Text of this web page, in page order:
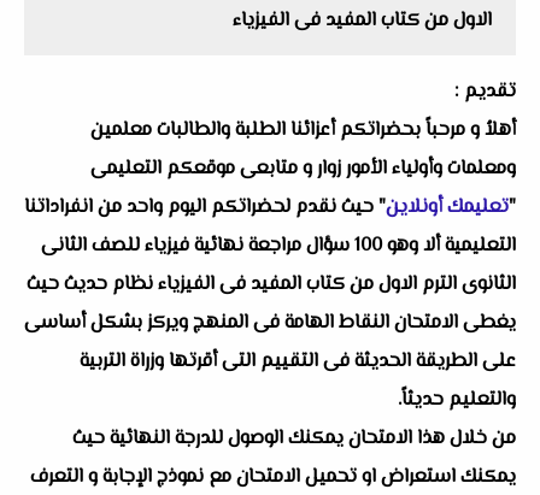
الاول من كتاب المفيد فى الفيزياء
تقديم :
أهلاُ و مرحباً بحضراتكم أعزائنا الطلبة والطالبات معلمين
ومعلمات وأولياء الأمور زوار و متابعى موقعكم التعليمى
"تعليمك أونلاين" حيث نقدم لحضراتكم اليوم واحد من انفراداتنا
التعليمية ألا وهو 100 سؤال مراجعة نهائية فيزياء للصف الثانى
الثانوى الترم الاول من كتاب المفيد فى الفيزياء نظام حديث حيث
يغطى الامتحان النقاط الهامة فى المنهج ويركز بشكل أساسى
على الطريقة الحديثة فى التقييم التى أقرتها وزراة التربية
والتعليم حديثاً.
من خلال هذا الامتحان يمكنك الوصول للدرجة النهائية حيث
يمكنك استعراض او تحميل الامتحان مع نموذج الإجابة و التعرف